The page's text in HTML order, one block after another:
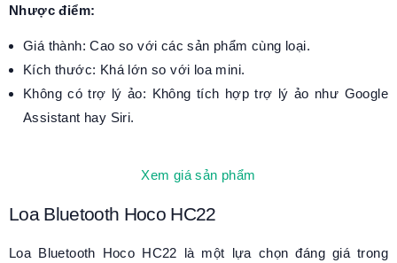
Nhược điểm:
Giá thành: Cao so với các sản phẩm cùng loại.
Kích thước: Khá lớn so với loa mini.
Không có trợ lý ảo: Không tích hợp trợ lý ảo như Google
Assistant hay Siri.
Xem giá sản phẩm
Loa Bluetooth Hoco HC22
Loa Bluetooth Hoco HC22 là một lựa chọn đáng giá trong